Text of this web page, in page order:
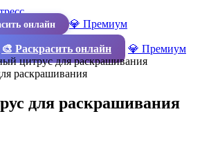
онлайн
💎 Премиум
🎨 Раскрасить онлайн
💎 Премиум
цитрус для раскрашивания
для раскрашивания